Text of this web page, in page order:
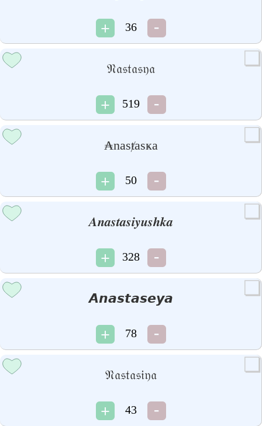
36
𝔑𝔞𝔰𝔱𝔞𝔰𝔶𝔞
519
₳nasⱦasҝa
50
𝑨𝒏𝒂𝒔𝒕𝒂𝒔𝒊𝒚𝒖𝒔𝒉𝒌𝒂
328
𝘼𝙣𝙖𝙨𝙩𝙖𝙨𝙚𝙮𝙖
78
𝔑𝔞𝔰𝔱𝔞𝔰𝔦𝔶𝔞
43